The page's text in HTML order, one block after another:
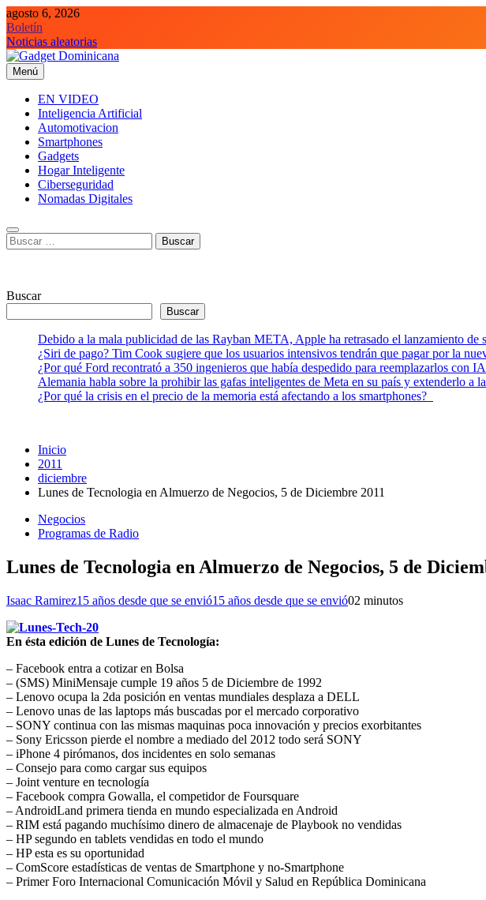
Saltar
al
contenido
agosto 6, 2026
Boletín
Noticias aleatorias
Gadget Dominicana
Gadgets y Tecnología de consumo
Menú
EN VIDEO
Inteligencia Artificial
Automotivacion
Smartphones
Gadgets
Hogar Inteligente
Ciberseguridad
Nomadas Digitales
Buscar:
Buscar
Buscar
Debido a la mala publicidad de las Rayban META, Apple ha retrasado el lanzamiento de
¿Siri de pago? Tim Cook sugiere que los usuarios intensivos tendrán que pagar por la
¿Por qué Ford recontrató a 350 ingenieros que había despedido para reemplazarlos con
Alemania habla sobre la prohibir las gafas inteligentes de Meta en su país y extenderlo a
¿Por qué la crisis en el precio de la memoria está afectando a los smartphones?
Inicio
2011
diciembre
Lunes de Tecnologia en Almuerzo de Negocios, 5 de Diciembre 2011
Negocios
Programas de Radio
Lunes de Tecnologia en Almuerzo de Negocios, 5 de
Isaac Ramirez15 años desde que se envió15 años desde que se envió02 minutos
En ésta edición de Lunes de Tecnología:
– Facebook entra a cotizar en Bolsa
– (SMS) MiniMensaje cumple 19 años 5 de Diciembre de 1992
– Lenovo ocupa la 2da posición en ventas mundiales desplaza a DELL
– Lenovo unas de las laptops más buscadas por el mercado corporativo
– SONY continua con las mismas maquinas poca innovación y precios exorbitantes
– Sony Ericsson pierde el nombre a mediado del 2012 todo será SONY
– iPhone 4 pirómanos, dos incidentes en solo semanas
– Consejo para como cargar sus equipos
– Joint venture en tecnología
– Facebook compra Gowalla, el competidor de Foursquare
– AndroidLand primera tienda en mundo especializada en Android
– RIM está pagando muchísimo dinero de almacenaje de Playbook no vendidas
– HP segundo en tablets vendidas en todo el mundo
– HP esta es su oportunidad
– ComScore estadísticas de ventas de Smartphone y no-Smartphone
– Primer Foro Internacional Comunicación Móvil y Salud en República Dominicana